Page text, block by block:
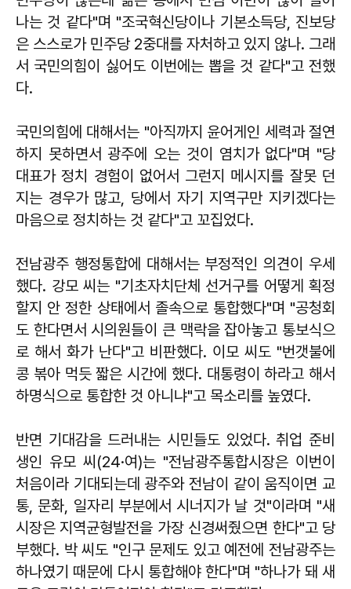
나는 것 같다"며 "조국혁신당이나 기본소득당, 진보당
은 스스로가 민주당 2중대를 자처하고 있지 않나. 그래
서 국민의힘이 싫어도 이번에는 뽑을 것 같다"고 전했
다.
국민의힘에 대해서는 "아직까지 윤어게인 세력과 절연
하지 못하면서 광주에 오는 것이 염치가 없다"며 "당
대표가 정치 경험이 없어서 그런지 메시지를 잘못 던
지는 경우가 많고, 당에서 자기 지역구만 지키겠다는
마음으로 정치하는 것 같다"고 꼬집었다.
전남광주 행정통합에 대해서는 부정적인 의견이 우세
했다. 강모 씨는 "기초자치단체 선거구를 어떻게 획정
할지 안 정한 상태에서 졸속으로 통합했다"며 "공청회
도 한다면서 시의원들이 큰 맥락을 잡아놓고 통보식으
로 해서 화가 난다"고 비판했다. 이모 씨도 "번갯불에
콩 볶아 먹듯 짧은 시간에 했다. 대통령이 하라고 해서
하명식으로 통합한 것 아니냐"고 목소리를 높였다.
반면 기대감을 드러내는 시민들도 있었다. 취업 준비
생인 유모 씨(24·여)는 "전남광주통합시장은 이번이
처음이라 기대되는데 광주와 전남이 같이 움직이면 교
통, 문화, 일자리 부분에서 시너지가 날 것"이라며 "새
시장은 지역균형발전을 가장 신경써줬으면 한다"고 당
부했다. 박 씨도 "인구 문제도 있고 예전에 전남광주는
하나였기 때문에 다시 통합해야 한다"며 "하나가 돼 새